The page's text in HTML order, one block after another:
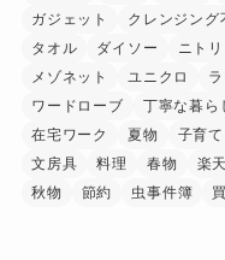
ガジェット
クレンジング
タオル
ダイソー ニトリ
メゾネット
ユニクロ
ワードローブ
丁寧な暮ら
在宅ワーク
夏物 子育て
文房具
料理 春物 楽
秋物
節約 虫事件簿